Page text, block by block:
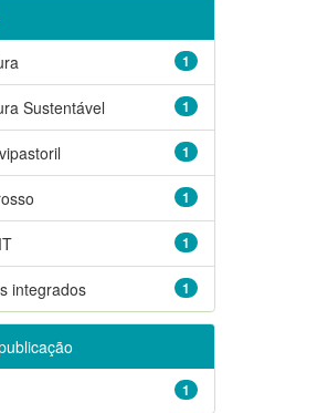
1
1
Sustentável
1
1
1
1
integrados
1